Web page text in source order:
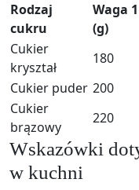
Rodzaj
cukru
Waga
(g)
Cukier
kryształ
180
Cukier puder 200
Cukier
brązowy
220
Wskazówki
w kuchni